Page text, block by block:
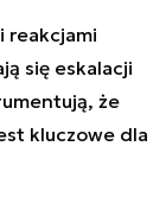
reakcjami
się eskalacji
że
kluczowe dla